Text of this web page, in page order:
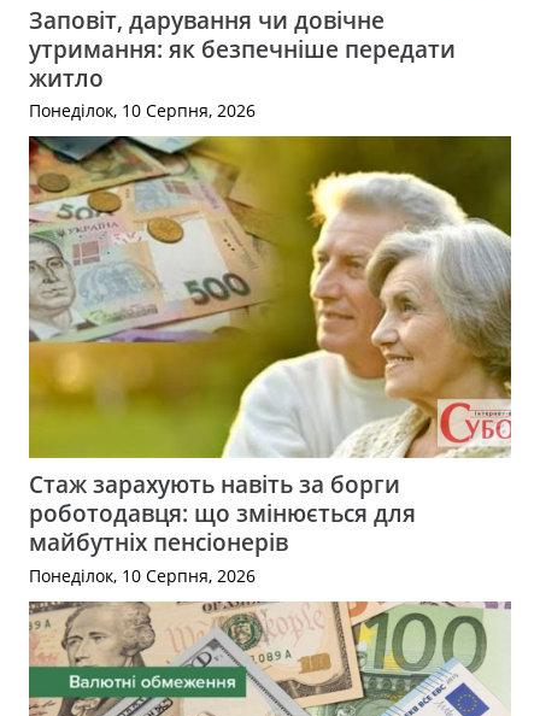
Заповіт, дарування чи довічне
утримання: як безпечніше передати
житло
Понеділок, 10 Серпня, 2026
Стаж зарахують навіть за борги
роботодавця: що змінюється для
майбутніх пенсіонерів
Понеділок, 10 Серпня, 2026